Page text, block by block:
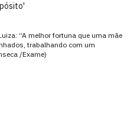
“A melhor fortuna que uma mãe
trabalhando com um
/Exame)